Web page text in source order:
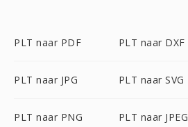
PLT naar PDF PLT naar DXF
PLT naar JPG PLT naar SVG
PLT naar PNG PLT naar JPEG